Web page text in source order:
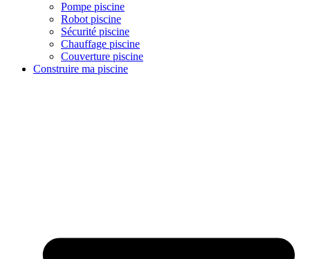
Pompe piscine
Robot piscine
Sécurité piscine
Chauffage piscine
Couverture piscine
Construire ma piscine